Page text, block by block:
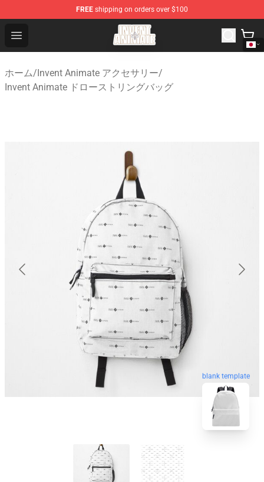
FREE shipping on orders over $100
Open menu
Invent Animate Shop - Official Invent Animate
ホーム/Invent Animate アクセサリー/
Invent Animate ドローストリングバッグ
blank template